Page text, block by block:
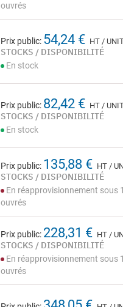
ouvrés
Prix public: 54,24 € HT /
STOCKS / DISPONIBILITÉ
En stock
Prix public: 82,42 € HT /
STOCKS / DISPONIBILITÉ
En stock
Prix public: 135,88 € HT /
STOCKS / DISPONIBILITÉ
En réapprovisionnement sous
ouvrés
Prix public: 228,31 € HT /
STOCKS / DISPONIBILITÉ
En réapprovisionnement sous
ouvrés